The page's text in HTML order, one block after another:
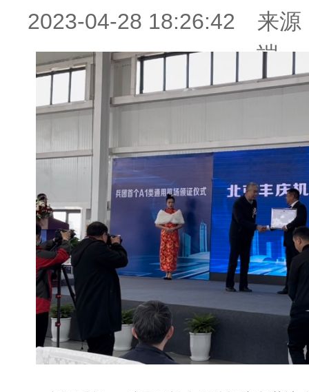
2023-04-28 18:26:42 来源
端